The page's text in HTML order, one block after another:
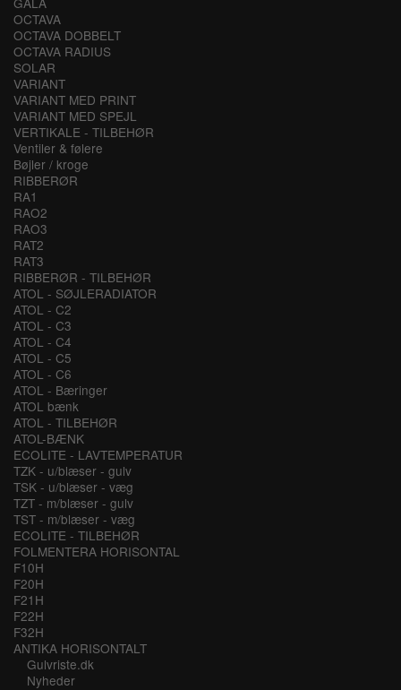
OCTAVA
OCTAVA DOBBELT
OCTAVA RADIUS
SOLAR
VARIANT
VARIANT MED PRINT
VARIANT MED SPEJL
VERTIKALE - TILBEHØR
Ventiler & følere
Bøjler / kroge
RIBBERØR
RA1
RAO2
RAO3
RAT2
RAT3
RIBBERØR - TILBEHØR
ATOL - SØJLERADIATOR
ATOL - C2
ATOL - C3
ATOL - C4
ATOL - C5
ATOL - C6
ATOL - Bæringer
ATOL bænk
ATOL - TILBEHØR
ATOL-BÆNK
ECOLITE - LAVTEMPERATUR
TZK - u/blæser - gulv
TSK - u/blæser - væg
TZT - m/blæser - gulv
TST - m/blæser - væg
ECOLITE - TILBEHØR
FOLMENTERA HORISONTAL
F10H
F20H
F21H
F22H
F32H
ANTIKA HORISONTALT
Gulvriste.dk
Nyheder